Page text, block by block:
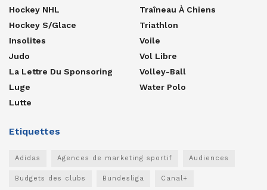
Hockey NHL
Hockey S/glace
Insolites
Judo
La Lettre Du Sponsoring
Luge
Lutte
Traîneau À Chiens
Triathlon
Voile
Vol Libre
Volley-Ball
Water Polo
Etiquettes
Adidas Agences de marketing sportif Audiences
Budgets des clubs Bundesliga Canal+